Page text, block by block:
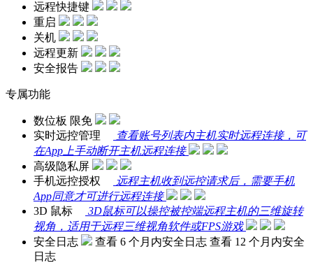
远程快捷键
重启
关机
远程更新
安全报告
专属功能
数位板 限免
实时远控管理
查看账号列表内主机实时远程连接，可
在App上手动断开主机远程连接
高级隐私屏
手机远控授权
远程主机收到远控请求后，需要手机
App同意才可进行远程连接
3D 鼠标
3D鼠标可以操控被控端远程主机的三维旋转
视角，适用于远程三维视角软件或FPS游戏
安全日志
查看 6 个月内安全日志 查看 12 个月内安全
日志